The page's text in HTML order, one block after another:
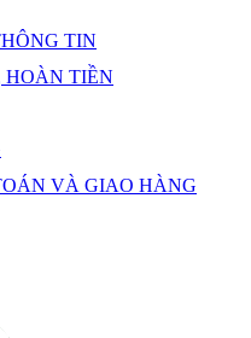
TIN
HOÀN TIỀN
VÀ GIAO HÀNG